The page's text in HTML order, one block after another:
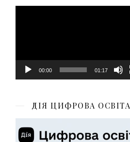
00:00 01:17
ДІЯ ЦИФРОВА ОСВІТА